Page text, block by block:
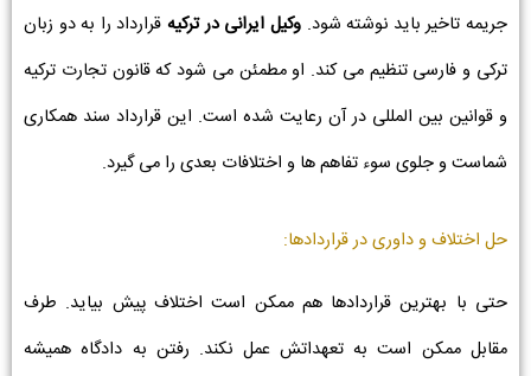
جریمه تاخیر باید نوشته شود.وکیل ایرانی در ترکیهقرارداد را به دو زبان
ترکی و فارسی تنظیم می کند. او مطمئن می شود که قانون تجارت ترکیه
و قوانین بین المللی در آن رعایت شده است. این قرارداد سند همکاری
شماست و جلوی سوء تفاهم ها و اختلافات بعدی را می گیرد.
حل اختلاف و داوری در قراردادها:
حتی با بهترین قراردادها هم ممکن است اختلاف پیش بیاید. طرف
مقابل ممکن است به تعهداتش عمل نکند. رفتن به دادگاه همیشه